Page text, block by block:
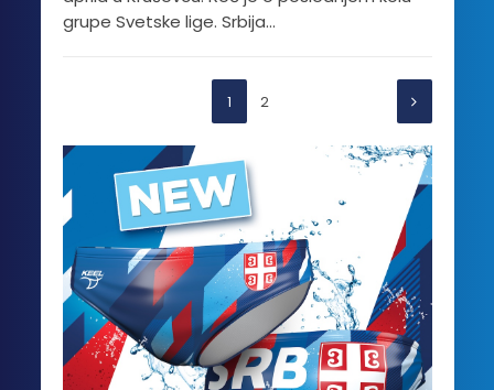
grupe Svetske lige. Srbija...
1 2